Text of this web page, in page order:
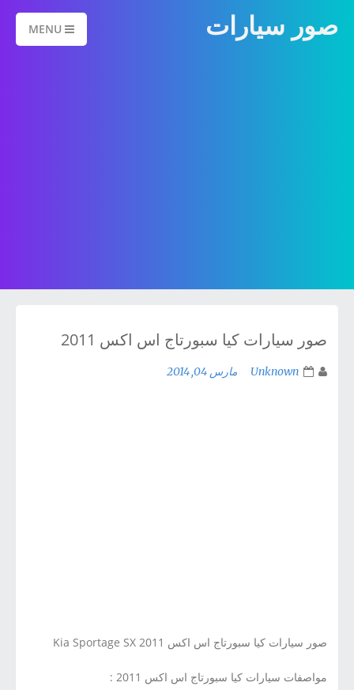
صور سيارات MENU
صور سيارات كيا سبورتاج اس اكس 2011
Unknown مارس 04, 2014
صور سيارات كيا سبورتاج اس اكس Kia Sportage SX 2011
مواصفات سيارات كيا سبورتاج اس اكس 2011 :